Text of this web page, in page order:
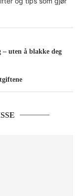
uten å blakke deg